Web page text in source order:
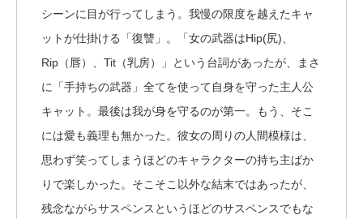
シーンに目が行ってしまう。我慢の限度を越えたキャ
ットが仕掛ける「復讐」。「女の武器はHip(尻)、
Rip（唇）、Tit（乳房）」という台詞があったが、まさ
に「手持ちの武器」全てを使って自身を守った主人公
キャット。最後は我が身を守るのが第一。もう、そこ
には愛も義理も無かった。彼女の周りの人間模様は、
思わず笑ってしまうほどのキャラクターの持ち主ばか
りで楽しかった。そこそこ以外な結末ではあったが、
残念ながらサスペンスというほどのサスペンスでもな